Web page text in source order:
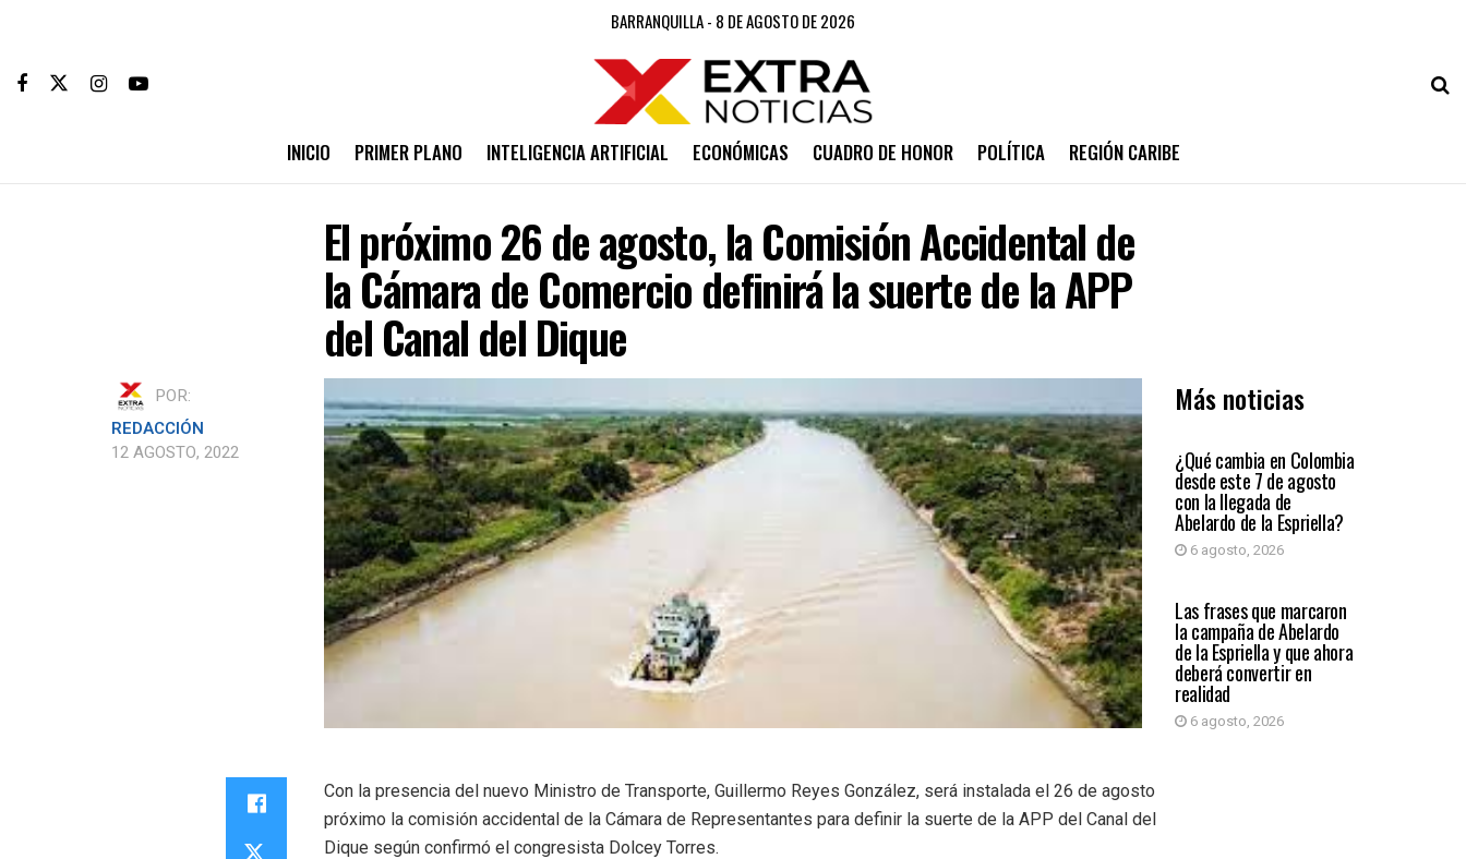
BARRANQUILLA - 8 DE AGOSTO DE 2026
INICIO PRIMER PLANO INTELIGENCIA ARTIFICIAL ECONÓMICAS CUADRO DE HONOR POLÍTICA REGIÓN CARIBE
El próximo 26 de agosto, la Comisión Accidental de
la Cámara de Comercio definirá la suerte de la APP
del Canal del Dique
POR:
REDACCIÓN
12 AGOSTO, 2022
Más noticias
PRIMER PLANO
¿Qué cambia en Colombia
desde este 7 de agosto
con la llegada de
Abelardo de la Espriella?
6 agosto, 2026
PRIMER PLANO
Las frases que marcaron
la campaña de Abelardo
de la Espriella y que ahora
deberá convertir en
realidad
6 agosto, 2026
Con la presencia del nuevo Ministro de Transporte, Guillermo Reyes González, será instalada el 26 de agosto
próximo la comisión accidental de la Cámara de Representantes para definir la suerte de la APP del Canal del
Dique según confirmó el congresista Dolcey Torres.